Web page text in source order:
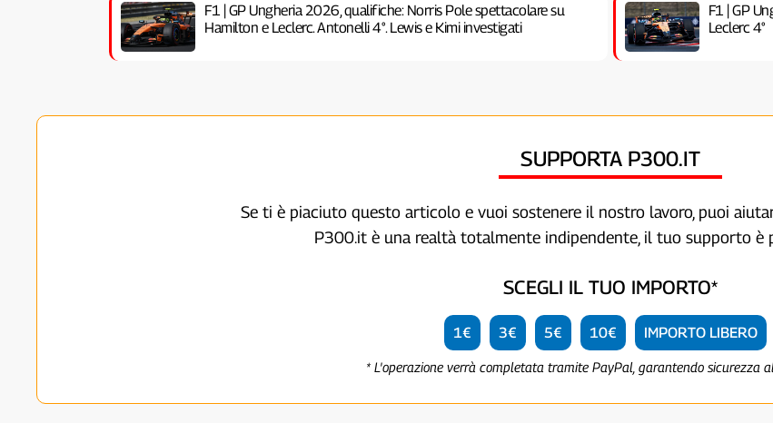
F1 | GP Ungheria 2026, qualifiche: Norris Pole spettacolare su
Hamilton e Leclerc. Antonelli 4°. Lewis e Kimi investigati
F1 | GP
Leclerc 4°
SUPPORTA P300.IT
Se ti è piaciuto questo articolo e vuoi sostenere il nostro lavoro, puoi
P300.it è una realtà totalmente indipendente, il tuo supporto è
SCEGLI IL TUO IMPORTO*
1€ 3€ 5€ 10€ IMPORTO LIBERO
* L'operazione verrà completata tramite PayPal, garantendo sicurezza